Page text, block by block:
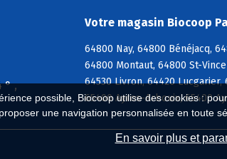
possible, Biocoop utilise des cookies :
une navigation personnalisée en toute
En savoir plus et
° ,
Votre magasin Biocoop
64800 Nay, 64800 Bénéjacq,
64800 Montaut, 64800 St-
64530 Livron, 64420
65400 Ayros-Arbouix, 65400